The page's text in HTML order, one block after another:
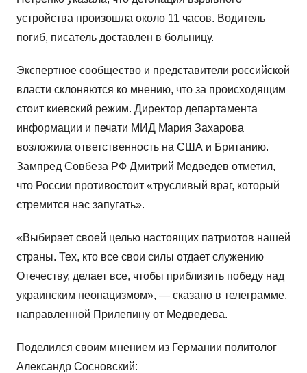
устройства произошла около 11 часов. Водитель
погиб, писатель доставлен в больницу.
Экспертное сообщество и представители российской
власти склоняются ко мнению, что за происходящим
стоит киевский режим. Директор департамента
информации и печати МИД Мария Захарова
возложила ответственность на США и Британию.
Зампред Совбеза РФ Дмитрий Медведев отметил,
что России противостоит «трусливый враг, который
стремится нас запугать».
«Выбирает своей целью настоящих патриотов нашей
страны. Тех, кто все свои силы отдает служению
Отечеству, делает все, чтобы приблизить победу над
украинским неонацизмом», — сказано в телеграмме,
направленной Прилепину от Медведева.
Поделился своим мнением из Германии политолог
Александр Сосновский: